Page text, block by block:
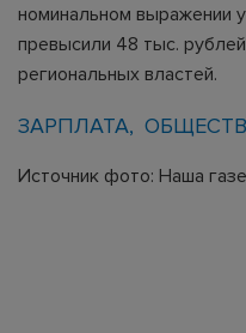
номинальном выражении
превысили 48 тыс.
региональных властей.
ЗАРПЛАТА
Источник фото: Наша